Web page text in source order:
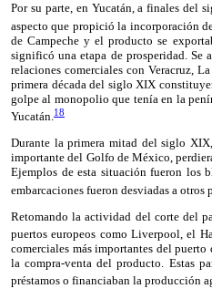
Por su parte, en Yucatán, a finales del
aspecto que propició la incorporación
de Campeche y el producto se
significó una etapa de prosperidad. Se
relaciones comerciales con Veracruz,
primera década del siglo XIX
golpe al monopolio que tenía en la
Yucatán.18
Durante la primera mitad del siglo
importante del Golfo de México,
Ejemplos de esta situación fueron los
embarcaciones fueron desviadas a otros
Retomando la actividad del corte del
puertos europeos como Liverpool, el
comerciales más importantes del
la compra-venta del producto. Estas
préstamos o financiaban la producción